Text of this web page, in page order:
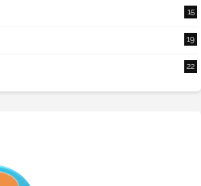
15
19
22